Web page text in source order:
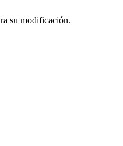
su modificación.